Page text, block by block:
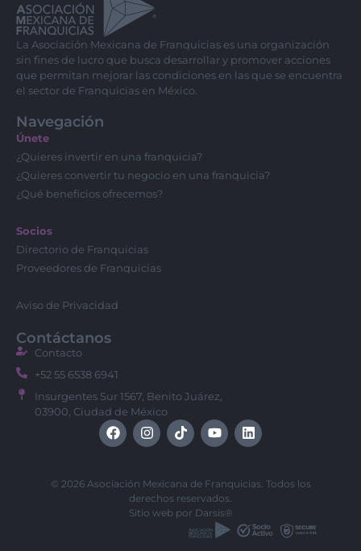
La Asociación Mexicana de Franquicias es una organización
sin fines de lucro que busca desarrollar y promover acciones
que permitan mejorar las condiciones en las que se encuentra
el sector de Franquicias en México.
Navegación
Únete
¿Quieres invertir en una franquicia?
¿Quieres convertir tu negocio en una franquicia?
¿Qué beneficios ofrecemos?
Socios
Directorio de Franquicias
Proveedores de Franquicias
Aviso de Privacidad
Contáctanos
Contacto
+52 55 6538 6941
Insurgentes Sur 1567, Benito Juárez,
03900, Ciudad de México
© 2026 Asociación Mexicana de Franquicias. Todos los
derechos reservados.
Sitio web por Darsis®